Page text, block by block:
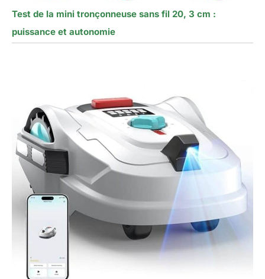
Test de la mini tronçonneuse sans fil 20, 3 cm :
puissance et autonomie